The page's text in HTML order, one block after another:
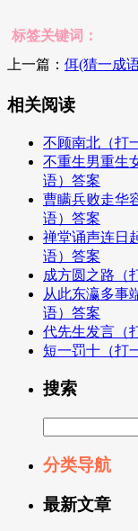
标签关键词：
上一篇： 佴(猜一成
相关阅读
不顾南北（打
不重生男重生
语）答案
曹瞒兵败走华
语）答案
禅堂诵声连日
语）答案
成方圆之路（
从此东瀛多事
语）答案
代先生发言（
短一罚十（打
搜索
分类导航
最新文章